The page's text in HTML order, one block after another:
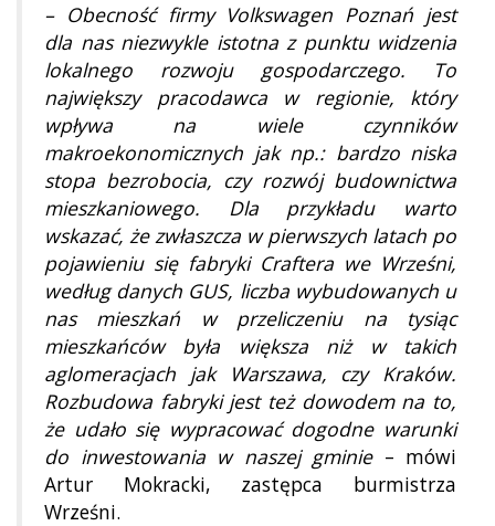
– Obecność firmy Volkswagen Poznań jest
dla nas niezwykle istotna z punktu widzenia
lokalnego rozwoju gospodarczego. To
największy pracodawca w regionie, który
wpływa na wiele czynników
makroekonomicznych jak np.: bardzo niska
stopa bezrobocia, czy rozwój budownictwa
mieszkaniowego. Dla przykładu warto
wskazać, że zwłaszcza w pierwszych latach po
pojawieniu się fabryki Craftera we Wrześni,
według danych GUS, liczba wybudowanych u
nas mieszkań w przeliczeniu na tysiąc
mieszkańców była większa niż w takich
aglomeracjach jak Warszawa, czy Kraków.
Rozbudowa fabryki jest też dowodem na to,
że udało się wypracować dogodne warunki
do inwestowania w naszej gminie – mówi
Artur Mokracki, zastępca burmistrza
Wrześni.